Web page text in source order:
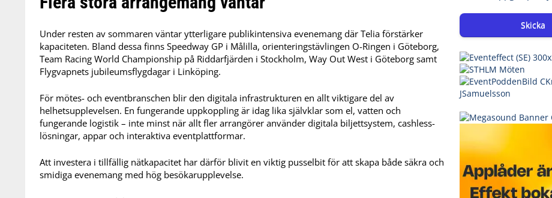
Under resten av sommaren väntar ytterligare publikintensiva evenemang där Telia förstärker
kapaciteten. Bland dessa finns Speedway GP i Målilla, orienteringstävlingen O-Ringen i Göteborg,
Team Racing World Championship på Riddarfjärden i Stockholm, Way Out West i Göteborg samt
Flygvapnets jubileumsflygdagar i Linköping.
För mötes- och eventbranschen blir den digitala infrastrukturen en allt viktigare del av
helhetsupplevelsen. En fungerande uppkoppling är idag lika självklar som el, vatten och
fungerande logistik – inte minst när allt fler arrangörer använder digitala biljettsystem, cashless-
lösningar, appar och interaktiva eventplattformar.
Att investera i tillfällig nätkapacitet har därför blivit en viktig pusselbit för att skapa både säkra och
smidiga evenemang med hög besökarupplevelse.
Skicka